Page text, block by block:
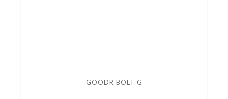
GOODR BOLT G